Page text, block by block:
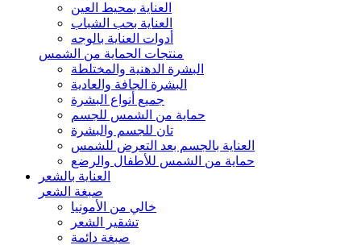
العناية بمحيط العين
العناية بحب الشباب
أدوات العناية بالوجه
منتجات الحماية من الشمس
البشرة الدهنية والمختلطة
البشرة الجافة والعادية
جميع أنواع البشرة
حماية من الشمس للجسم
تان للجسم والبشرة
العناية بالجسم بعد التعرض للشمس
حماية من الشمس للأطفال والرضع
العناية بالشعر
صبغة الشعر
خالي من الأمونيا
تشقير الشعر
صبغة دائمة